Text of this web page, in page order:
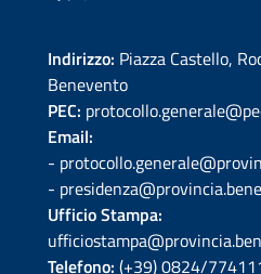
Indirizzo: Piazza Castello,
Benevento
PEC:
Email:
-
-
Ufficio Stampa:
Telefono: (+39) 0824/